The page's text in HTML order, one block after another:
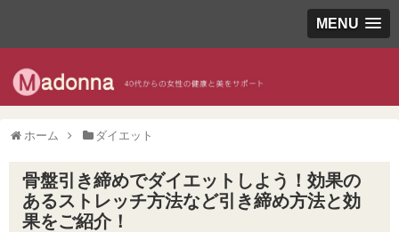
MENU
ホーム ダイエット
骨盤引き締めでダイエットしよう！効果の
あるストレッチ方法など引き締め方法と効
果をご紹介！